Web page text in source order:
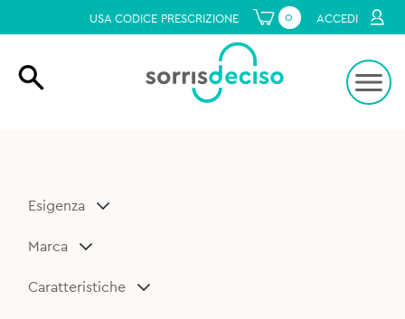
USA CODICE PRESCRIZIONE 0 ACCEDI
Esigenza
Marca
Caratteristiche